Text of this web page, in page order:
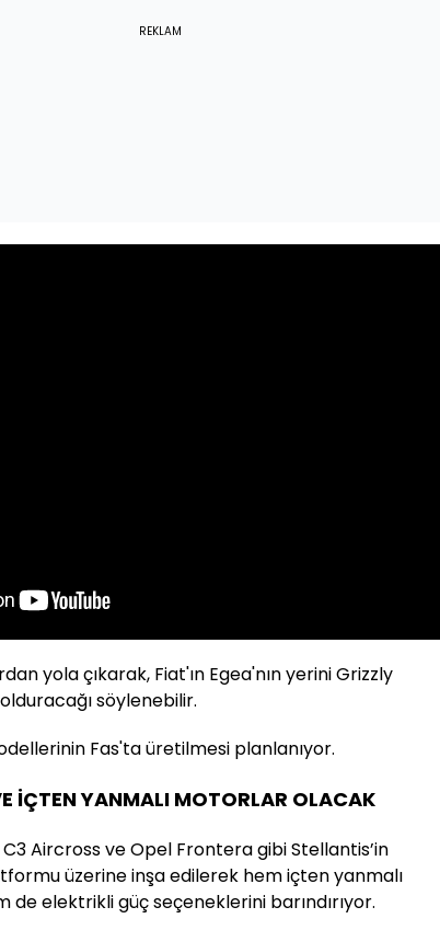
REKLAM
yola çıkarak, Fiat'ın Egea'nın yerini Grizzly
söylenebilir.
Fas'ta üretilmesi planlanıyor.
İÇTEN YANMALI MOTORLAR OLACAK
Aircross ve Opel Frontera gibi Stellantis’in
üzerine inşa edilerek hem içten yanmalı
de elektrikli güç seçeneklerini barındırıyor.